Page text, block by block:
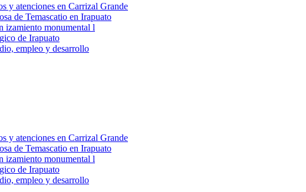
y atenciones en Carrizal Grande
de Temascatio en Irapuato
izamiento monumental l
de Irapuato
empleo y desarrollo
y atenciones en Carrizal Grande
de Temascatio en Irapuato
izamiento monumental l
de Irapuato
empleo y desarrollo